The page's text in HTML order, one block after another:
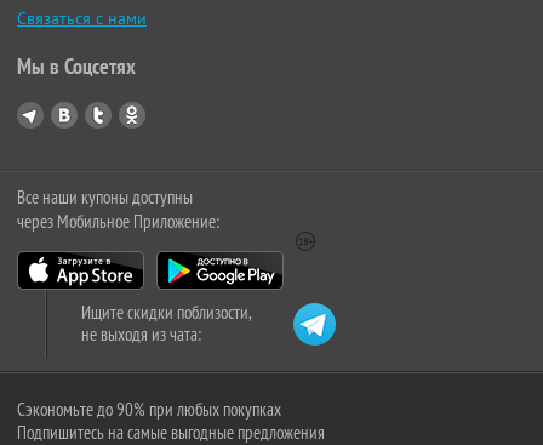
Связаться с нами
Мы в Соцсетях
Все наши купоны доступны
через Мобильное Приложение:
Ищите скидки поблизости,
не выходя из чата:
Сэкономьте до 90% при любых покупках
Подпишитесь на самые выгодные предложения